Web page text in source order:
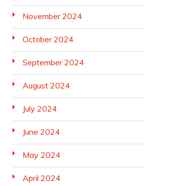
November 2024
October 2024
September 2024
August 2024
July 2024
June 2024
May 2024
April 2024